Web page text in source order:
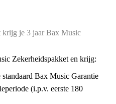
je 3 jaar Bax Music
Zekerheidspakket en krijg:
Bax Music Garantie
(i.p.v. eerste 180